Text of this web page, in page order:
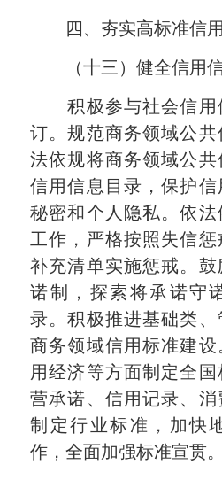
四、夯实高标准信用
（十三）健全信用信
积极参与社会信用
订。规范商务领域公
法依规将商务领域公
信用信息目录，保护
秘密和个人隐私。依
工作，严格按照失信
补充清单实施惩戒。
诺制，探索将承诺守
录。积极推进基础类
商务领域信用标准建
用经济等方面制定全
营承诺、信用记录、
制定行业标准，加快
作，全面加强标准宣贯。